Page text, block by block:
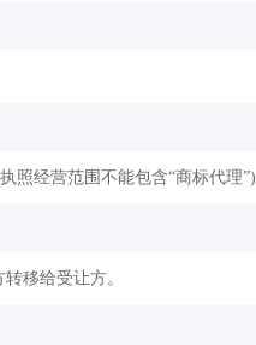
照经营范围不能包含“商标代理”)
移给受让方。